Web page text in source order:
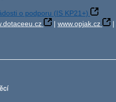
o podporu (IS KP21+)
| www.opjak.cz |